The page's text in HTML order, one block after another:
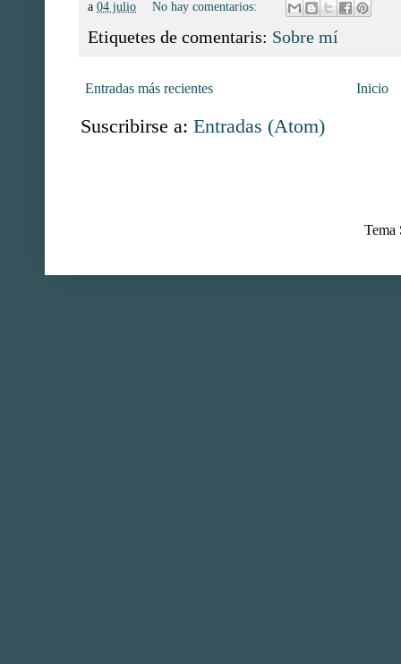
a 04 julio No hay comentarios:
Etiquetes de comentaris: Sobre mí
Entradas más recientes Inicio
Suscribirse a: Entradas (Atom)
Tema